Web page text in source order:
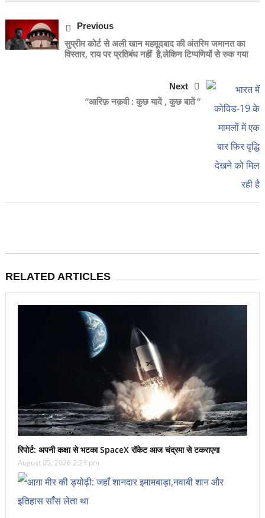
Previous
सुप्रीम कोर्ट से अली खान महमूदबाद की अंतरिम जमानत का
विस्तार, राय पर प्रतिबंध नहीं है,लेकिन टिप्पणियों से रुक गया
Next
“आरिफ़ नक़वी : कुछ यादें , कुछ बातें “
RELATED ARTICLES
रिपोर्ट: अपनी कक्षा से भटका SpaceX रॉकेट आज चंद्रमा से टकराएगा
August 05, 2026 2:23 pm